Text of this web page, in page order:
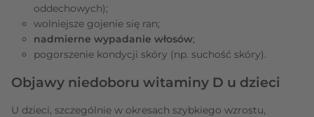
oddechowych);
wolniejsze gojenie się ran;
nadmierne wypadanie włosów;
pogorszenie kondycji skóry (np. suchość skóry).
Objawy niedoboru witaminy D u dzieci
U dzieci, szczególnie w okresach szybkiego wzrostu,